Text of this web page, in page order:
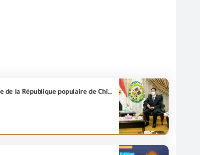
L'Organisation générale de contrôle des exportations et des importations tient une réunion avec l'ambassade de la République populaire de Chine - Le Caire